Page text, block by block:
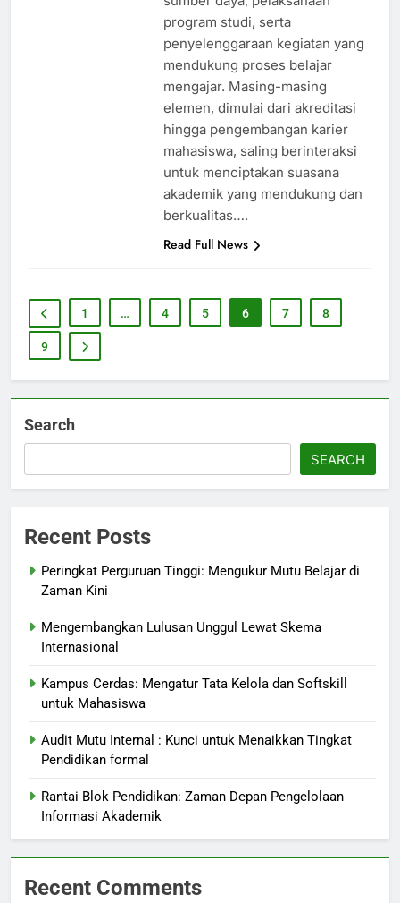
program studi, serta
penyelenggaraan kegiatan yang
mendukung proses belajar
mengajar. Masing-masing
elemen, dimulai dari akreditasi
hingga pengembangan karier
mahasiswa, saling berinteraksi
untuk menciptakan suasana
akademik yang mendukung dan
berkualitas….
Read Full News
1 … 4 5 6 7 8
9
Search
SEARCH
Recent Posts
Peringkat Perguruan Tinggi: Mengukur Mutu Belajar di
Zaman Kini
Mengembangkan Lulusan Unggul Lewat Skema
Internasional
Kampus Cerdas: Mengatur Tata Kelola dan Softskill
untuk Mahasiswa
Audit Mutu Internal : Kunci untuk Menaikkan Tingkat
Pendidikan formal
Rantai Blok Pendidikan: Zaman Depan Pengelolaan
Informasi Akademik
Recent Comments